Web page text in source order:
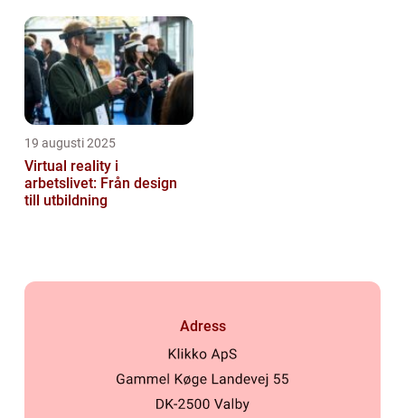
19 augusti 2025
Virtual reality i
arbetslivet: Från design
till utbildning
Adress